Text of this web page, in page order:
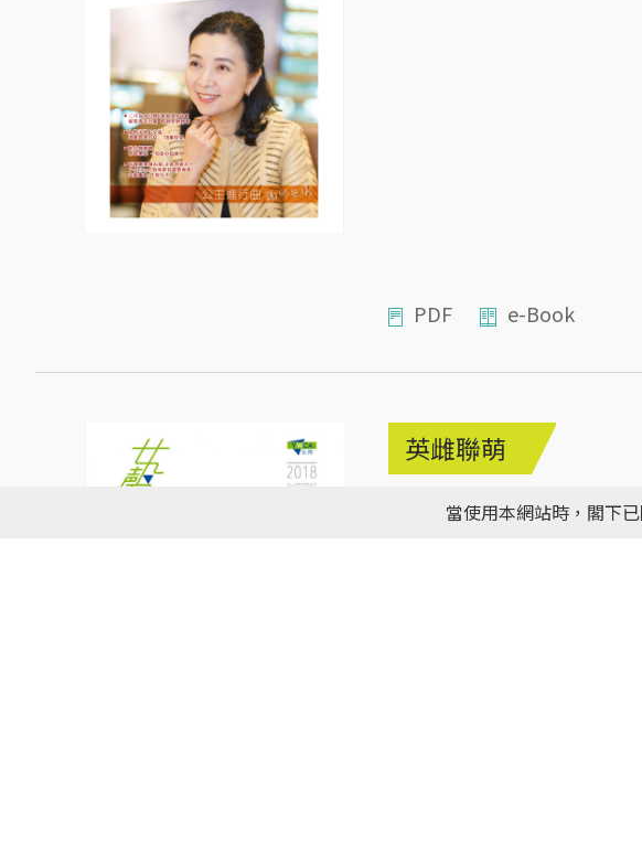
PDF e-Book
英雌聯萌
當使用本網站時，閣下